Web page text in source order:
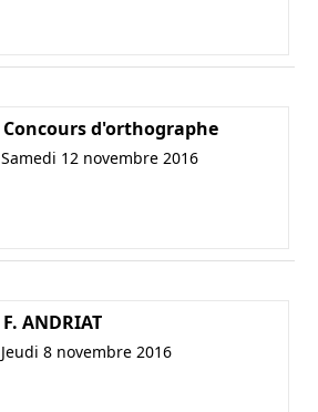
Concours d'orthographe
Samedi 12 novembre 2016
F. ANDRIAT
Jeudi 8 novembre 2016